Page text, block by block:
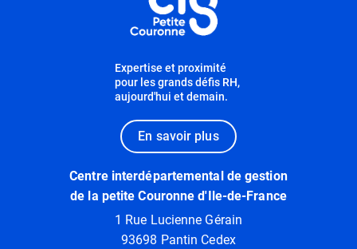
Expertise et proximité
pour les grands défis RH,
aujourd'hui et demain.
En savoir plus
Centre interdépartemental de gestion
de la petite Couronne d'Ile-de-France
1 Rue Lucienne Gérain
93698 Pantin Cedex